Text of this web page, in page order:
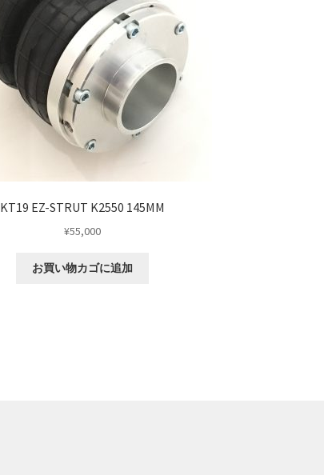
KT19 EZ-STRUT K2550 145MM
¥55,000
お買い物カゴに追加